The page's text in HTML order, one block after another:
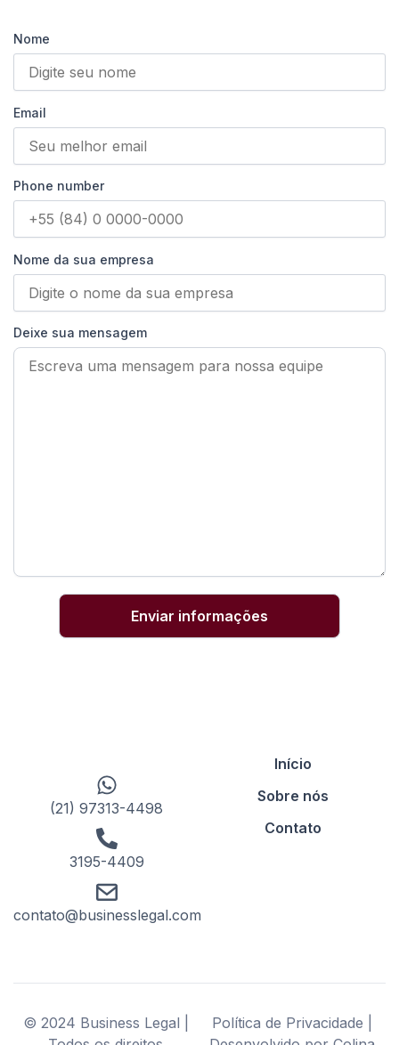
Nome
Email
Phone number
Nome da sua empresa
Deixe sua mensagem
(21) 97313-4498
3195-4409
contato@businesslegal.com
Início
Sobre nós
Contato
© 2024 Business Legal |
Política de Privacidade |